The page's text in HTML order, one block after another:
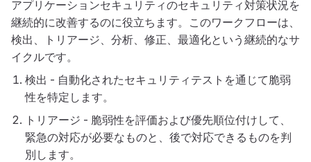
アプリケーションセキュリティのセキュリティ対策状況を
継続的に改善するのに役立ちます。このワークフローは、
検出、トリアージ、分析、修正、最適化という継続的なサ
イクルです。
検出 - 自動化されたセキュリティテストを通じて脆弱
性を特定します。
トリアージ - 脆弱性を評価および優先順位付けして、
緊急の対応が必要なものと、後で対応できるものを判
別します。